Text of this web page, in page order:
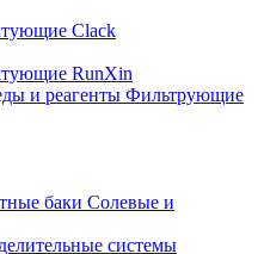
Clack
RunXin
Фильтрующие
Солевые и